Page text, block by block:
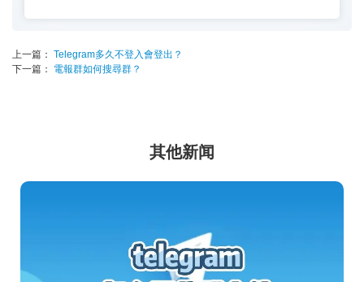
上一篇： Telegram多久不登入會登出？
下一篇：
電報群如何搜尋群？
其他新闻